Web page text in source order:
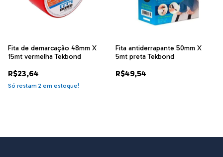
Fita de demarcação 48mm X
15mt vermelha Tekbond
R$23,64
Só restam 2 em estoque!
Fita antiderrapante 50mm X
5mt preta Tekbond
R$49,54